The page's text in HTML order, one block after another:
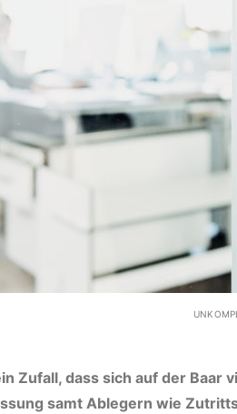
Zufall, dass sich auf der Baar
samt Ablegern wie